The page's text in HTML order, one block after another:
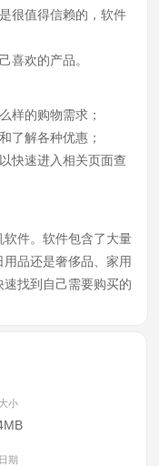
很值得信赖的，软件
喜欢的产品。
样的购物需求；
了解各种优惠；
快速进入相关页面查
件。软件包含了大量
品还是奢侈品、家用
找到自己需要购买的
小
期